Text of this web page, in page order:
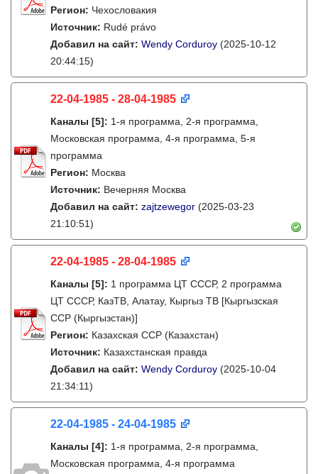
Регион: Чехословакия
Источник: Rudé právo
Добавил на сайт: Wendy Corduroy (2025-10-12
20:44:15)
22-04-1985 - 28-04-1985
Каналы [5]: 1-я программа, 2-я программа,
Московская программа, 4-я программа, 5-я
программа
Регион: Москва
Источник: Вечерняя Москва
Добавил на сайт: zajtzewegor (2025-03-23
21:10:51)
22-04-1985 - 28-04-1985
Каналы [5]: 1 программа ЦТ СССР, 2 программа
ЦТ СССР, КазТВ, Алатау, Кыргыз ТВ [Кыргызская
ССР (Кыргызстан)]
Регион: Казахская ССР (Казахстан)
Источник: Казахстанская правда
Добавил на сайт: Wendy Corduroy (2025-10-04
21:34:11)
22-04-1985 - 24-04-1985
Каналы [4]: 1-я программа, 2-я программа,
Московская программа, 4-я программа